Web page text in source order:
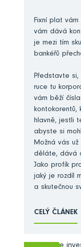
Fixní plat
vám dává
je mezi tím
bankéřů
Představte
ruce tu
vám běží
kontokorentů,
hlavně, jestli
abyste si
Možná vás
děláte, dává
Jako profík
jaký je rozdíl
a skutečnou
CELÝ ČLÁNEK